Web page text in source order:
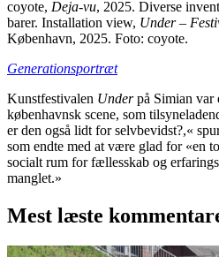
coyote, Deja-vu, 2025. Diverse
barer. Installation view, Under –
København, 2025. Foto: coyote.
Generationsportræt
Kunstfestivalen Underpå Simian var
københavnsk scene, som
er den også lidt for selvbevidst?,«
som endte med at være glad for «en
socialt rum for fællesskab og
manglet.»
Mest læste